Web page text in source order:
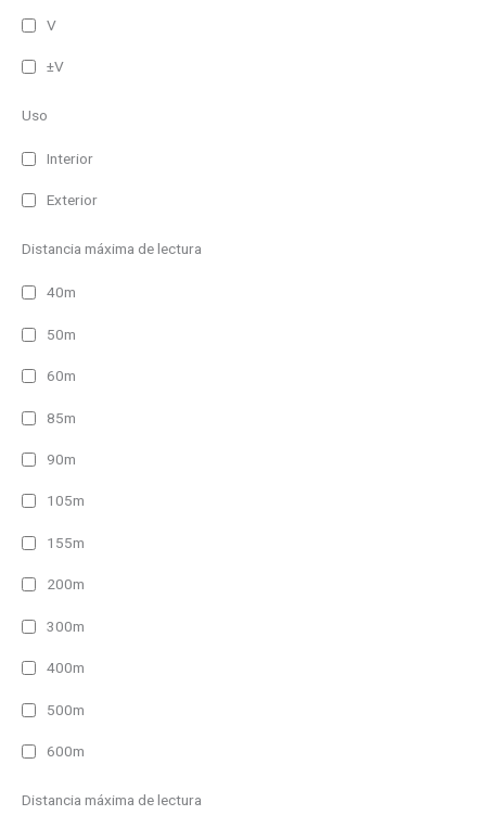
V
±V
Uso
Interior
Exterior
Distancia máxima de lectura
40m
50m
60m
85m
90m
105m
155m
200m
300m
400m
500m
600m
Distancia máxima de lectura